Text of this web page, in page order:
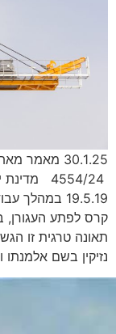
30.1.25
19.5.19
תאונה טרגית זו
נזיקין בשם